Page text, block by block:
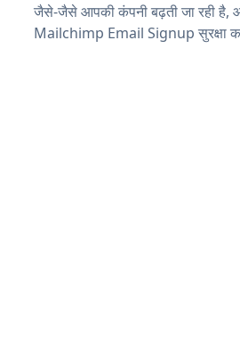
जैसे-जैसे आपकी कंपनी बढ़ती जा रही है,
Mailchimp Email Signup सुरक्षा